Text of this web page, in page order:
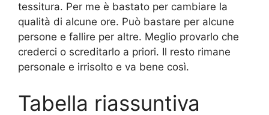
tessitura. Per me è bastato per cambiare la
qualità di alcune ore. Può bastare per alcune
persone e fallire per altre. Meglio provarlo che
crederci o screditarlo a priori. Il resto rimane
personale e irrisolto e va bene così.
Tabella riassuntiva